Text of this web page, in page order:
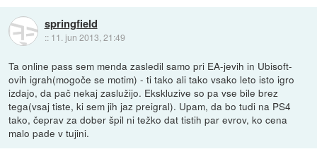
springfield
:: 11. jun 2013, 21:49
Ta online pass sem menda zasledil samo pri EA-jevih in Ubisoft-
ovih igrah(mogoče se motim) - ti tako ali tako vsako leto isto igro
izdajo, da pač nekaj zaslužijo. Ekskluzive so pa vse bile brez
tega(vsaj tiste, ki sem jih jaz preigral). Upam, da bo tudi na PS4
tako, čeprav za dober špil ni težko dat tistih par evrov, ko cena
malo pade v tujini.